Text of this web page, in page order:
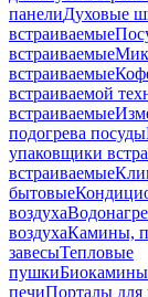
панелиДуховые
встраиваемые
встраиваемые
встраиваемые
встраиваемой
встраиваемые
подогрева посуды
упаковщики
встраиваемые
бытовые
воздуха
воздухаКамины,
завесыТепловые
пушкиБиокамины
печиПорталы для